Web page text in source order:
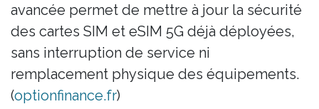
avancée permet de mettre à jour la sécurité
des cartes SIM et eSIM 5G déjà déployées,
sans interruption de service ni
remplacement physique des équipements.
(optionfinance.fr)